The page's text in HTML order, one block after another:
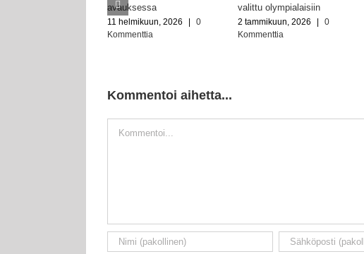
avauksessa
11 helmikuun, 2026 |
0
Kommenttia
valittu olympialaisiin
2 tammikuun, 2026 |
0
Kommenttia
Kommentoi aihetta...